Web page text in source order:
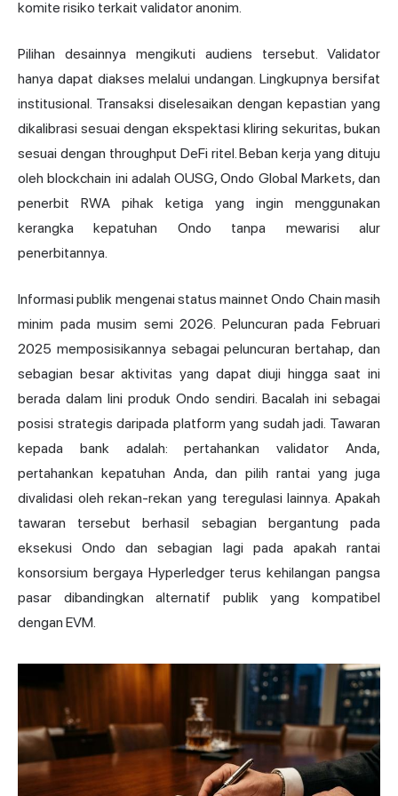
komite risiko terkait validator anonim.
Pilihan desainnya mengikuti audiens tersebut. Validator
hanya dapat diakses melalui undangan. Lingkupnya bersifat
institusional. Transaksi diselesaikan dengan kepastian yang
dikalibrasi sesuai dengan ekspektasi kliring sekuritas, bukan
sesuai dengan throughput DeFi ritel. Beban kerja yang dituju
oleh blockchain ini adalah OUSG, Ondo Global Markets, dan
penerbit RWA pihak ketiga yang ingin menggunakan
kerangka kepatuhan Ondo tanpa mewarisi alur
penerbitannya.
Informasi publik mengenai status mainnet Ondo Chain masih
minim pada musim semi 2026. Peluncuran pada Februari
2025 memposisikannya sebagai peluncuran bertahap, dan
sebagian besar aktivitas yang dapat diuji hingga saat ini
berada dalam lini produk Ondo sendiri. Bacalah ini sebagai
posisi strategis daripada platform yang sudah jadi. Tawaran
kepada bank adalah: pertahankan validator Anda,
pertahankan kepatuhan Anda, dan pilih rantai yang juga
divalidasi oleh rekan-rekan yang teregulasi lainnya. Apakah
tawaran tersebut berhasil sebagian bergantung pada
eksekusi Ondo dan sebagian lagi pada apakah rantai
konsorsium bergaya Hyperledger terus kehilangan pangsa
pasar dibandingkan alternatif publik yang kompatibel
dengan EVM.